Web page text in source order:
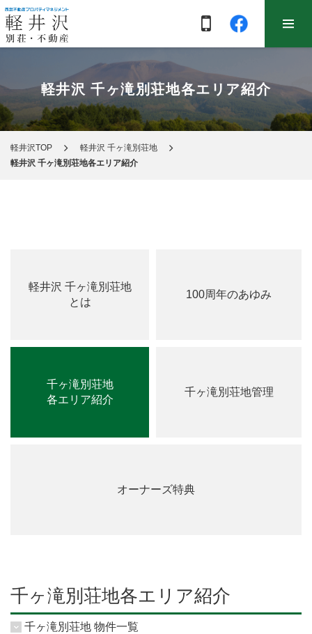
軽井沢 千ヶ滝別荘地各エリア紹介
軽井沢TOP
軽井沢 千ヶ滝別荘地
軽井沢 千ヶ滝別荘地各エリア紹介
軽井沢 千ヶ滝別荘地
とは
100周年のあゆみ
千ヶ滝別荘地
各エリア紹介
千ヶ滝別荘地管理
オーナーズ特典
千ヶ滝別荘地各エリア紹介
千ヶ滝別荘地 物件一覧